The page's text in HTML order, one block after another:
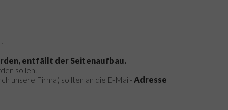
entfällt der Seitenaufbau.
sollen.
unsere Firma) sollten an die E-Mail-Adresse